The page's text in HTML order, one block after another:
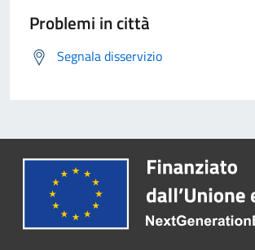
Problemi in città
Segnala disservizio